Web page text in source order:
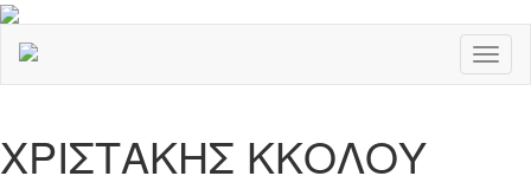
ΧΡΙΣΤΑΚΗΣ ΚΚΟΛΟΥ